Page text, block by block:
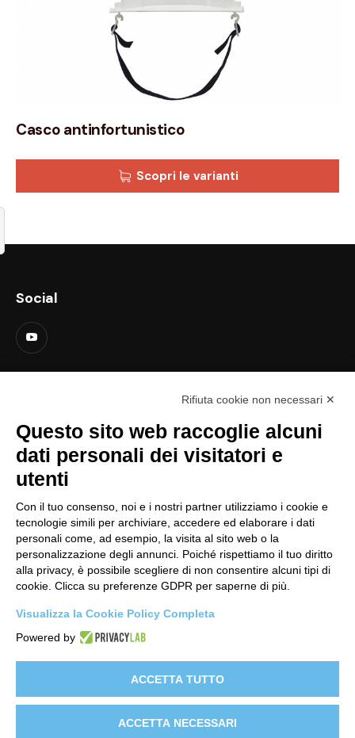
Casco antinfortunistico
Scopri le varianti
Social
Menu
Home
Shop
Video
Contattaci
Informativa Fornitori
Clienti e-commerce
Rifiuta cookie non necessari ✕
Questo sito web raccoglie alcuni
dati personali dei visitatori e
utenti
Con il tuo consenso, noi e i nostri partner utilizziamo i cookie e
tecnologie simili per archiviare, accedere ed elaborare i dati
personali come, ad esempio, la visita al sito web o la
personalizzazione degli annunci. Poiché rispettiamo il tuo diritto
alla privacy, è possibile scegliere di non consentire alcuni tipi di
cookie. Clicca su preferenze GDPR per saperne di più.
Visualizza la Cookie Policy Completa
Powered by
ACCETTA TUTTO
ACCETTA NECESSARI